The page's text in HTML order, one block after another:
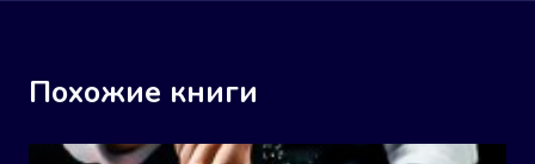
Похожие книги